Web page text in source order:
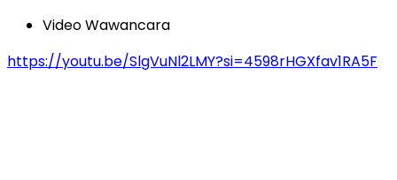
Video Wawancara
https://youtu.be/SlgVuNl2LMY?si=4598rHGXfav1RA5F